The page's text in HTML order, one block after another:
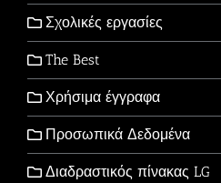
Σχολικές εργασίες
The Best
Χρήσιμα έγγραφα
Προσωπικά Δεδομένα
Διαδραστικός πίνακας LG